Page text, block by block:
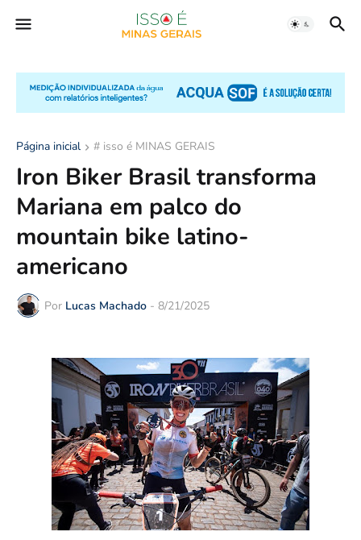
Página inicial # isso é MINAS GERAIS
Iron Biker Brasil transforma
Mariana em palco do
mountain bike latino-
americano
Por Lucas Machado - 8/21/2025